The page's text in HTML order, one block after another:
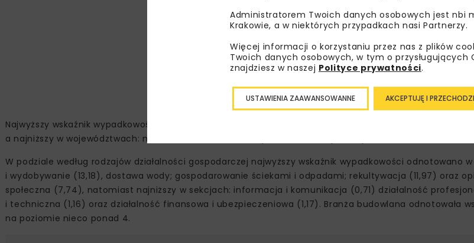
Najwyższy wskaźnik wypadkowości odnotowano w województwach: dolnośląskim (5,50), śląskim (5,24)
a najniższy w województwach: mazowieckim (2,99), małopolskim (3,16) i podkarpackim (3,35).
W podziale według rodzajów działalności gospodarczej najwyższy wskaźnik wypadkowości odnotowano
i wydobywanie (13,18), dostawa wody; gospodarowanie ściekami i odpadami; rekultywacja (11,97) oraz
społeczna (7,74), natomiast najniższy w sekcjach: informacja i komunikacja (0,71) działalność
i techniczna (1,16) oraz działalność finansowa i ubezpieczeniowa (1,17). Branża budowlana odnotowała
na poziomie nieco ponad 4.
Administratorem Twoich danych osobowych jest nbi
Krakowie, a w niektórych przypadkach nasi Partnerzy.
Więcej informacji o korzystaniu przez nas z plików
Twoich danych osobowych, w tym o przysługujących
znajdziesz w naszej Polityce prywatności.
AKCEPTUJĘ I
USTAWIENIA ZAAWANSOWANNE